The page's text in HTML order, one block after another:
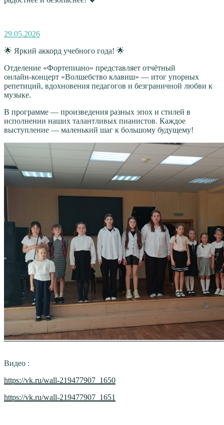
Опубликовано
29.05.2026
🌟 Яркий аккорд учебного года! 🌟
Отделение «Фортепиано» представляет отчётный
онлайн‑концерт «Волшебство клавиш» — итог упорных
репетиций, вдохновения педагогов и безграничной любви к
музыке.
В программе — произведения разных эпох и стилей в
исполнении наших талантливых пианистов. Каждое
выступление — маленький шаг к большому будущему!
Видео :
https://vk.ru/wall-219477907_1650
https://vk.ru/wall-219477907_1651